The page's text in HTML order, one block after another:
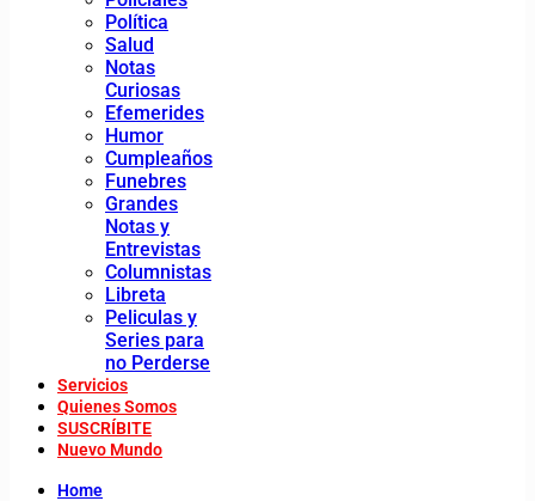
Política
Salud
Notas
Curiosas
Efemerides
Humor
Cumpleaños
Funebres
Grandes
Notas y
Entrevistas
Columnistas
Libreta
Peliculas y
Series para
no Perderse
Servicios
Quienes Somos
SUSCRÍBITE
Nuevo Mundo
Home